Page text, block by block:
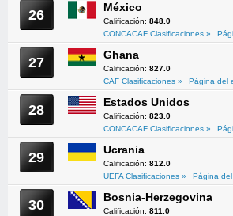
26 México
Calificación: 848.0
CONCACAF Clasificaciones »
27 Ghana
Calificación: 827.0
CAF Clasificaciones »
Página del
28 Estados Unidos
Calificación: 823.0
CONCACAF Clasificaciones »
29 Ucrania
Calificación: 812.0
UEFA Clasificaciones »
Página
30 Bosnia-Herzegovina
Calificación: 811.0